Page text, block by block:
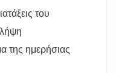
του
της ημερήσιας